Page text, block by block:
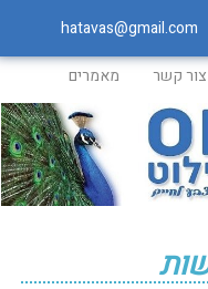
צור קשר מאמרים
hatavas@gmail.com